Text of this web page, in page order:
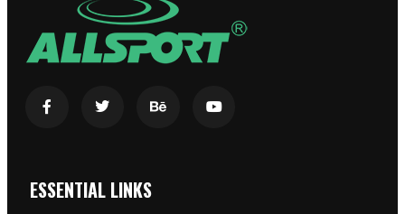
ESSENTIAL LINKS